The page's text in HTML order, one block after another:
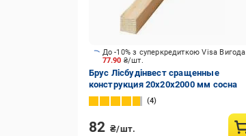
77.90 ₴/шт.
До -10% з суперкредиткою Visa Вигода
Брус Лісбудінвест сращенные
конструкция 20х20х2000 мм сосна
4
82 ₴/шт.